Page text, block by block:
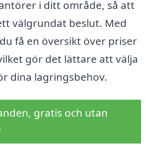
i ditt område, så att
välgrundat beslut. Med
få en översikt över priser
gör det lättare att välja
dina lagringsbehov.
gratis och utan